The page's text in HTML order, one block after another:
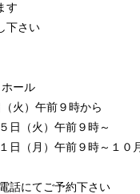
す
下さい
ール
火）午前９時から
（火）午前９時～
（月）午前９時～１０
話にてご予約下さい